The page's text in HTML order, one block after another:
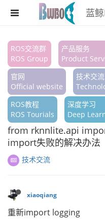
蓝
注册
登录
搜索
版块
话题
热门
ROS交流群
ROS Group
产品服务
Product
官网
Official website
技术交流
ROS教程
ROS Tourials
深度学习
Deep
from rknnlite.api
import失败的解决办法
技术交流
xiaoqiang
重新import logging